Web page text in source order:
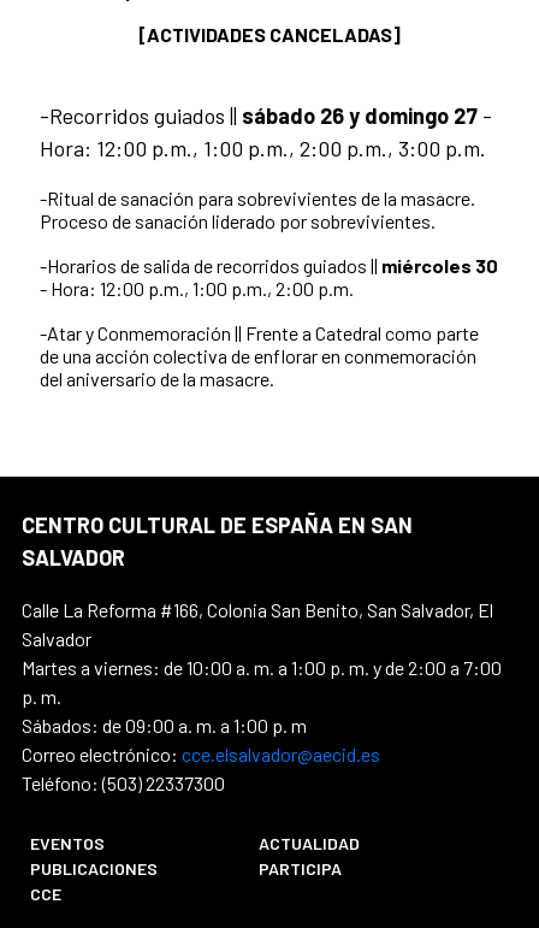
[ACTIVIDADES CANCELADAS]
-Recorridos guiados || sábado 26 y domingo 27 -
Hora: 12:00 p.m., 1:00 p.m., 2:00 p.m., 3:00 p.m.
-Ritual de sanación para sobrevivientes de la masacre.
Proceso de sanación liderado por sobrevivientes.
-Horarios de salida de recorridos guiados || miércoles 30
- Hora: 12:00 p.m., 1:00 p.m., 2:00 p.m.
-Atar y Conmemoración || Frente a Catedral como parte
de una acción colectiva de enflorar en conmemoración
del aniversario de la masacre.
CENTRO CULTURAL DE ESPAÑA EN SAN
SALVADOR
Calle La Reforma #166, Colonia San Benito, San Salvador, El
Salvador
Martes a viernes: de 10:00 a. m. a 1:00 p. m. y de 2:00 a 7:00
p. m.
Sábados: de 09:00 a. m. a 1:00 p. m
Correo electrónico: cce.elsalvador@aecid.es
Teléfono: (503) 22337300
EVENTOS
ACTUALIDAD
PUBLICACIONES
PARTICIPA
CCE